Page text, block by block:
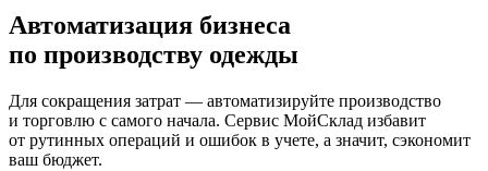
Автоматизация бизнеса
по производству одежды
Для сокращения затрат — автоматизируйте производство
и торговлю с самого начала. Сервис МойСклад избавит
от рутинных операций и ошибок в учете, а значит, сэкономит
ваш бюджет.